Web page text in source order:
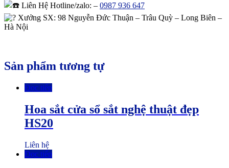
Liên Hệ Hotline/zalo: – 0987 936 647
Xưởng SX: 98 Nguyễn Đức Thuận – Trâu Quỳ – Long Biên –
Hà Nội
Sản phẩm tương tự
Đọc tiếp
Hoa sắt cửa sổ sắt nghệ thuật đẹp
HS20
Liên hệ
Đọc tiếp